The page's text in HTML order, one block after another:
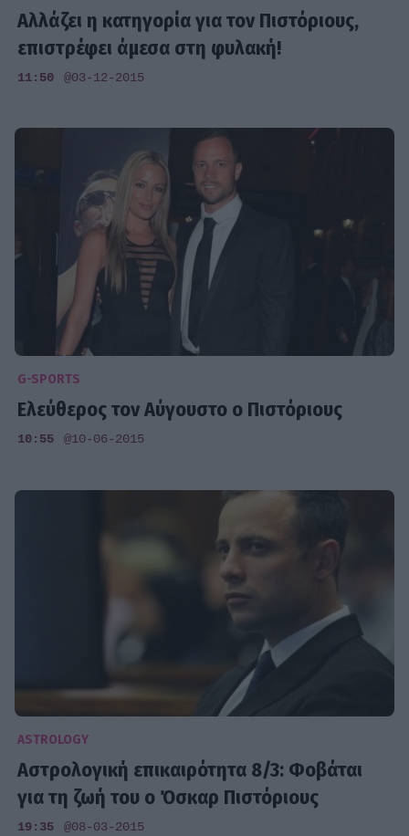
Αλλάζει η κατηγορία για τον Πιστόριους,
επιστρέφει άμεσα στη φυλακή!
11:50 @03-12-2015
G-SPORTS
Ελεύθερος τον Αύγουστο ο Πιστόριους
10:55 @10-06-2015
ASTROLOGY
Αστρολογική επικαιρότητα 8/3: Φοβάται
για τη ζωή του ο Όσκαρ Πιστόριους
19:35 @08-03-2015